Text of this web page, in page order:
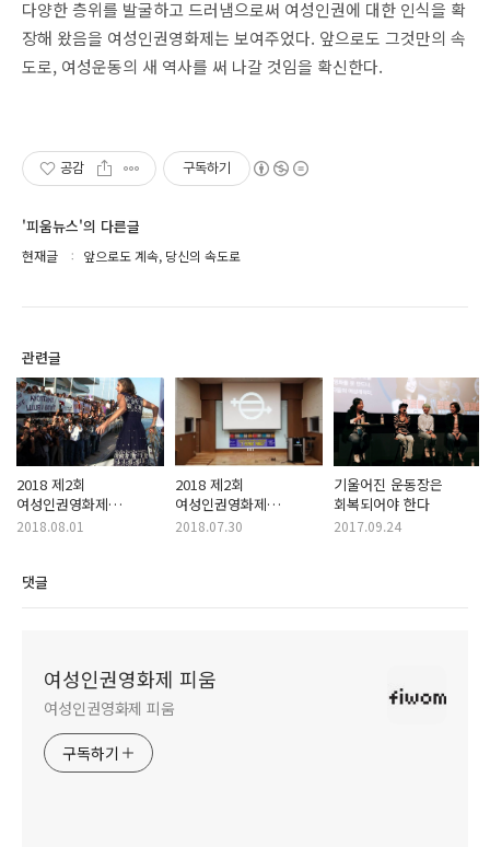
다양한 층위를 발굴하고 드러냄으로써 여성인권에 대한 인식을 확
장해 왔음을 여성인권영화제는 보여주었다. 앞으로도 그것만의 속
도로, 여성운동의 새 역사를 써 나갈 것임을 확신한다.
공감 구독하기
'피움뉴스'의 다른글
현재글 앞으로도 계속, 당신의 속도로
관련글
2018 제2회
여성인권영화제
찾아가는 이동상영회
2018.08.01
2018 제2회
여성인권영화제
찾아가는 이동상영회
2018.07.30
기울어진 운동장은
회복되어야 한다
2017.09.24
댓글
여성인권영화제 피움
여성인권영화제 피움
구독하기